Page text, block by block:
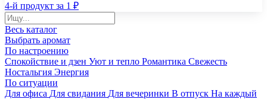
4-й продукт за 1 ₽
Весь каталог
Выбрать аромат
По настроению
Спокойствие и дзен Уют и тепло Романтика Свежесть
Ностальгия Энергия
По ситуации
Для офиса Для свидания Для вечеринки В отпуск На каждый